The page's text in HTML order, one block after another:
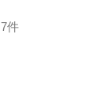
7件